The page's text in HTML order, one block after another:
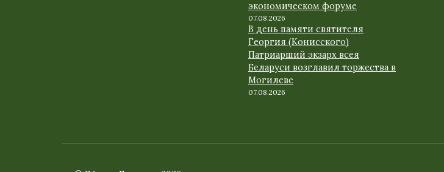
экономическом форуме
07.08.2026
В день памяти святителя
Георгия (Конисского)
Патриарший экзарх всея
Беларуси возглавил торжества в
Могилеве
07.08.2026